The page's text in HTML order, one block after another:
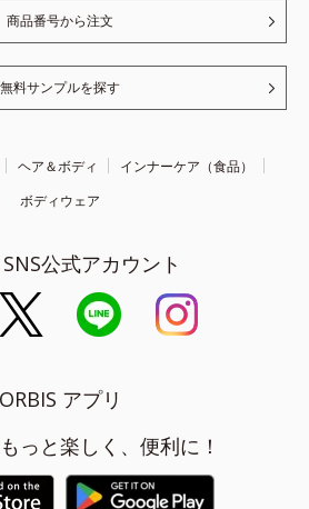
商品番号から注文
無料サンプルを探す
ヘア＆ボディ
インナーケア（食品）
ボディウェア
公式アカウント
ORBIS アプリ
っと楽しく、便利に！